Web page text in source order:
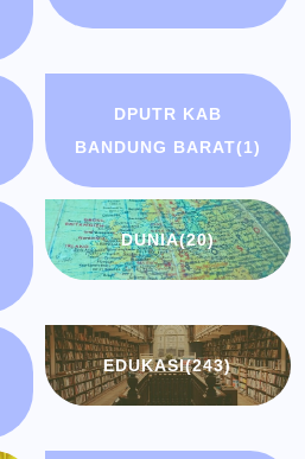
DPUTR KAB
BANDUNG BARAT(1)
DUNIA(20)
EDUKASI(243)